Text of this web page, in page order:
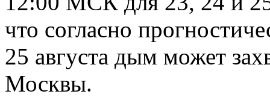
что согласно
25 августа дым может
Москвы.